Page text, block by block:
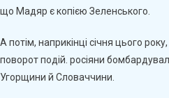
що Мадяр є копією Зеленського.
А потім, наприкінці січня цього
поворот подій. росіяни
Угорщини й Словаччини.